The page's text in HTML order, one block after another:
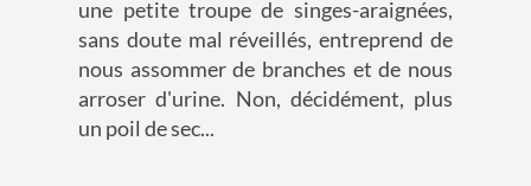
une petite troupe de singes-araignées,
sans doute mal réveillés, entreprend de
nous assommer de branches et de nous
arroser d'urine. Non, décidément, plus
un poil de sec...